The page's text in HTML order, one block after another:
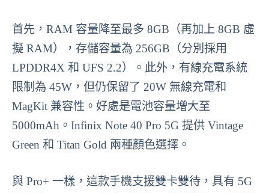
首先，RAM 容量降至最多 8GB（再加上 8GB 虛
擬 RAM），存儲容量為 256GB（分別採用
LPDDR4X 和 UFS 2.2）。此外，有線充電系統
限制為 45W，但仍保留了 20W 無線充電和
MagKit 兼容性。好處是電池容量增大至
5000mAh。Infinix Note 40 Pro 5G 提供 Vintage
Green 和 Titan Gold 兩種顏色選擇。
與 Pro+ 一樣，這款手機支援雙卡雙待，具有 5G